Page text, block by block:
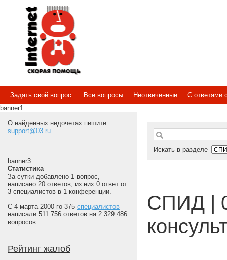
Internet
Скорая помощь
Задать свой вопрос. Все вопросы Неотвеченные
С ответами
banner1
О найденных недочетах пишите
support@03.ru.
banner3
Статистика
За сутки добавлено 1 вопрос,
написано 20 ответов, из них 0 ответ от
3 специалистов в 1 конференции.
С 4 марта 2000-го 375 специалистов
написали 511 756 ответов на 2 329 486
вопросов
Рейтинг жалоб
Искать в разделе
СПИД |